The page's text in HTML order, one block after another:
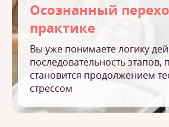
Осознанный
практике
Вы уже понимаете логику
последовательность этапов,
становится продолжением
стрессом